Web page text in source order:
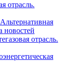
отрасль.
новостей
отрасль.